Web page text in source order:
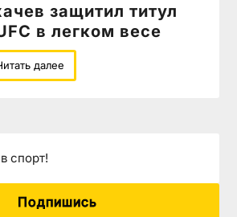
защитил титул
в легком весе
далее
спорт!
Подпишись